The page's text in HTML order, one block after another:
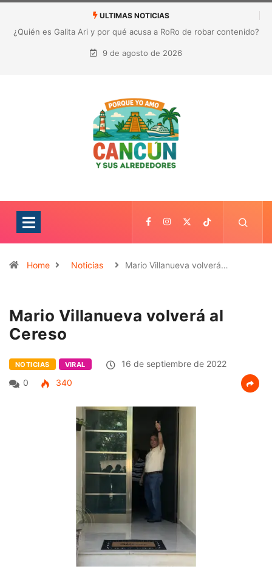
ULTIMAS NOTICIAS
¿Quién es Galita Ari y por qué acusa a RoRo de robar contenido?
La polémica que sacude las redes sociales
9 de agosto de 2026
Home Noticias Mario Villanueva volverá…
Mario Villanueva volverá al
Cereso
NOTICIAS VIRAL
16 de septiembre de 2022
0
340